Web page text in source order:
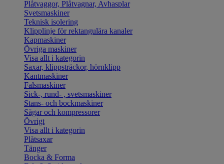
Plåtvaggor, Plåtvagnar, Avhasplar
Svetsmaskiner
Teknisk isolering
Klipplinje för rektangulära kanaler
Kapmaskiner
Övriga maskiner
Visa allt i kategorin
Saxar, klippsträckor, hörnklipp
Kantmaskiner
Falsmaskiner
Sick-, rund- , svetsmaskiner
Stans- och bockmaskiner
Sågar och kompressorer
Övrigt
Visa allt i kategorin
Plåtsaxar
Tänger
Bocka & Forma